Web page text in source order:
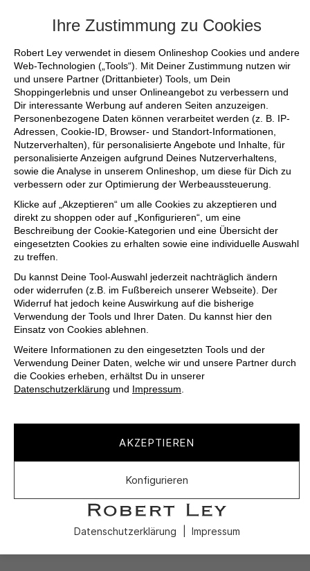
Ihre Zustimmung zu Cookies
Robert Ley verwendet in diesem Onlineshop Cookies und andere
Web-Technologien („Tools“). Mit Deiner Zustimmung nutzen wir
und unsere Partner (Drittanbieter) Tools, um Dein
Shoppingerlebnis und unser Onlineangebot zu verbessern und
Dir interessante Werbung auf anderen Seiten anzuzeigen.
Personenbezogene Daten können verarbeitet werden (z. B. IP-
Adressen, Cookie-ID, Browser- und Standort-Informationen,
Nutzerverhalten), für personalisierte Angebote und Inhalte, für
personalisierte Anzeigen aufgrund Deines Nutzerverhaltens,
sowie die Analyse in unserem Onlineshop, um diese für Dich zu
verbessern oder zur Optimierung der Werbeaussteuerung.
Klicke auf „Akzeptieren“ um alle Cookies zu akzeptieren und
direkt zu shoppen oder auf „Konfigurieren“, um eine
Beschreibung der Cookie-Kategorien und eine Übersicht der
eingesetzten Cookies zu erhalten sowie eine individuelle Auswahl
zu treffen.
Du kannst Deine Tool-Auswahl jederzeit nachträglich ändern
oder widerrufen (z.B. im Fußbereich unserer Webseite). Der
Widerruf hat jedoch keine Auswirkung auf die bisherige
Verwendung der Tools und Ihrer Daten. Du kannst hier den
Einsatz von Cookies ablehnen.
Weitere Informationen zu den eingesetzten Tools und der
Verwendung Deiner Daten, welche wir und unsere Partner durch
die Cookies erheben, erhältst Du in unserer
Datenschutzerklärung und Impressum.
AKZEPTIEREN
Konfigurieren
Datenschutzerklärung Impressum